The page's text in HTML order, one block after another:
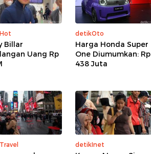
Billar
Uang Rp
detikOto
Harga Honda Super
One Diumumkan: Rp
438 Juta
detikInet